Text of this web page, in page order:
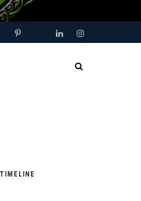
BloggerPinterestTumblrLinkedinInstagram